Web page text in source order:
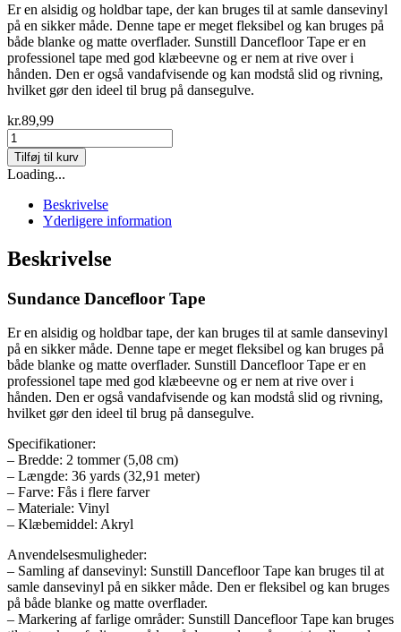
Er en alsidig og holdbar tape, der kan bruges til at samle dansevinyl
på en sikker måde. Denne tape er meget fleksibel og kan bruges på
både blanke og matte overflader. Sunstill Dancefloor Tape er en
professionel tape med god klæbeevne og er nem at rive over i
hånden. Den er også vandafvisende og kan modstå slid og rivning,
hvilket gør den ideel til brug på dansegulve.
kr.89,99
Sundance
Dancefloor
Tape
-
Rød.
antal
Tilføj til kurv
Loading...
Beskrivelse
Yderligere information
Beskrivelse
Sundance Dancefloor Tape
Er en alsidig og holdbar tape, der kan bruges til at samle dansevinyl
på en sikker måde. Denne tape er meget fleksibel og kan bruges på
både blanke og matte overflader. Sunstill Dancefloor Tape er en
professionel tape med god klæbeevne og er nem at rive over i
hånden. Den er også vandafvisende og kan modstå slid og rivning,
hvilket gør den ideel til brug på dansegulve.
Specifikationer:
– Bredde: 2 tommer (5,08 cm)
– Længde: 36 yards (32,91 meter)
– Farve: Fås i flere farver
– Materiale: Vinyl
– Klæbemiddel: Akryl
Anvendelsesmuligheder:
– Samling af dansevinyl: Sunstill Dancefloor Tape kan bruges til at
samle dansevinyl på en sikker måde. Den er fleksibel og kan bruges
på både blanke og matte overflader.
– Markering af farlige områder: Sunstill Dancefloor Tape kan bruges